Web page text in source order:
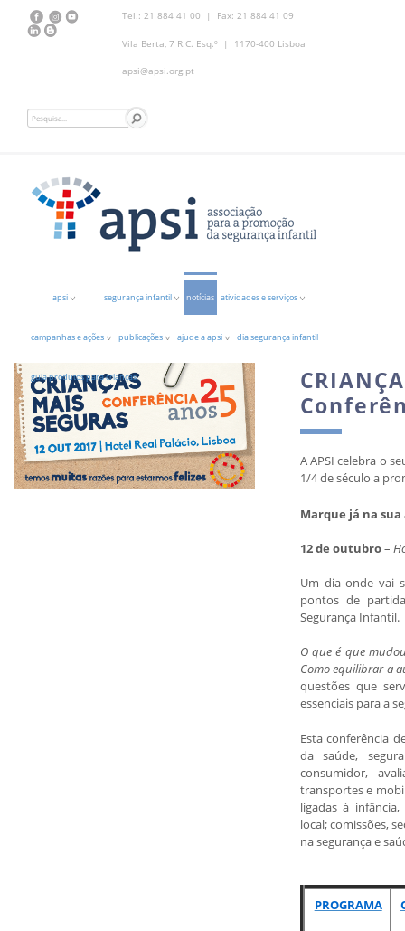
Tel.: 21 884 41 00 | Fax: 21 884 41 09
Vila Berta, 7 R.C. Esq.º | 1170-400 Lisboa
apsi@apsi.org.pt
apsi segurança infantil notícias atividades e serviços
campanhas e ações publicações ajude a apsi dia segurança infantil
guia produtos para crianças
A APSI celebra o
1/4 de século a
Marque já na
12 de outubro–
Um dia onde vai
pontos de
Segurança Infantil.
O que é que
Como equilibrar a
questões que
essenciais para a
Esta conferência
da saúde,
consumidor,
transportes e
ligadas à
local; comissões,
na segurança e
PROGRAMA